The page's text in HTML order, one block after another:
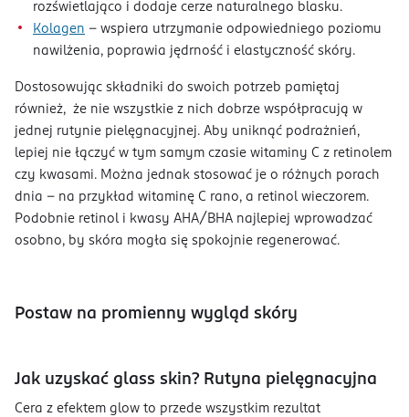
rozświetlająco i dodaje cerze naturalnego blasku.
Kolagen – wspiera utrzymanie odpowiedniego poziomu
nawilżenia, poprawia jędrność i elastyczność skóry.
Dostosowując składniki do swoich potrzeb pamiętaj
również, że nie wszystkie z nich dobrze współpracują w
jednej rutynie pielęgnacyjnej. Aby uniknąć podrażnień,
lepiej nie łączyć w tym samym czasie witaminy C z retinolem
czy kwasami. Można jednak stosować je o różnych porach
dnia – na przykład witaminę C rano, a retinol wieczorem.
Podobnie retinol i kwasy AHA/BHA najlepiej wprowadzać
osobno, by skóra mogła się spokojnie regenerować.
Postaw na promienny wygląd skóry
Jak uzyskać glass skin? Rutyna pielęgnacyjna
Cera z efektem glow to przede wszystkim rezultat